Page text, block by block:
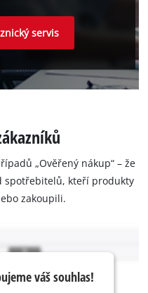
servis
„Ověřený nákup“ – že
spotřebitelů, kteří produkty
zakoupili.
váš souhlas!